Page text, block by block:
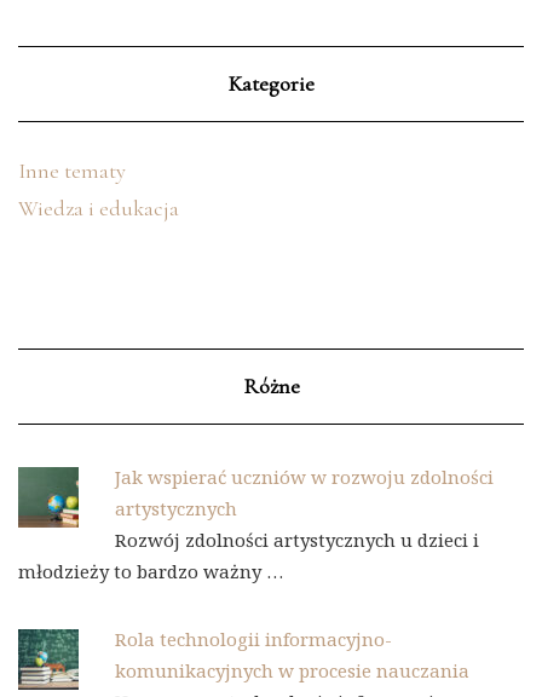
Kategorie
Inne tematy
Wiedza i edukacja
Różne
Jak wspierać uczniów w rozwoju zdolności
artystycznych
Rozwój zdolności artystycznych u dzieci i
młodzieży to bardzo ważny …
Rola technologii informacyjno-
komunikacyjnych w procesie nauczania